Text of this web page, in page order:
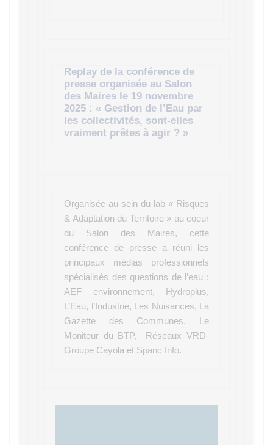
Replay de la conférence de
presse organisée au Salon
des Maires le 19 novembre
2025 : « Gestion de l’Eau par
les collectivités, sont-elles
vraiment prêtes à agir ? »
Organisée au sein du lab « Risques
& Adaptation du Territoire » au coeur
du Salon des Maires, cette
conférence de presse a réuni les
principaux médias professionnels
spécialisés des questions de l’eau :
AEF environnement, Hydroplus,
L’Eau, l’Industrie, Les Nuisances, La
Gazette des Communes, Le
Moniteur du BTP, Réseaux VRD-
Groupe Cayola et Spanc Info.